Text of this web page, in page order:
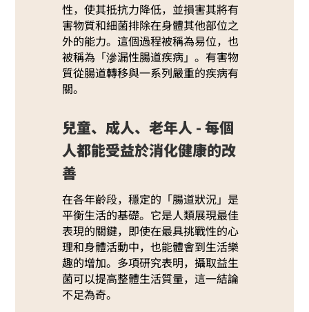
性，使其抵抗力降低，並損害其將有
害物質和細菌排除在身體其他部位之
外的能力。這個過程被稱為易位，也
被稱為「滲漏性腸道疾病」。有害物
質從腸道轉移與一系列嚴重的疾病有
關。
兒童、成人、老年人 - 每個
人都能受益於消化健康的改
善
在各年齡段，穩定的「腸道狀況」是
平衡生活的基礎。它是人類展現最佳
表現的關鍵，即使在最具挑戰性的心
理和身體活動中，也能體會到生活樂
趣的增加。多項研究表明，攝取益生
菌可以提高整體生活質量，這一結論
不足為奇。